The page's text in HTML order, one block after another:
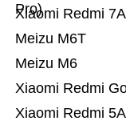
Xiaomi Redmi 5A
Xiaomi Redmi
Meizu M6
Meizu M6T
Xiaomi Redmi 7A
Pro)